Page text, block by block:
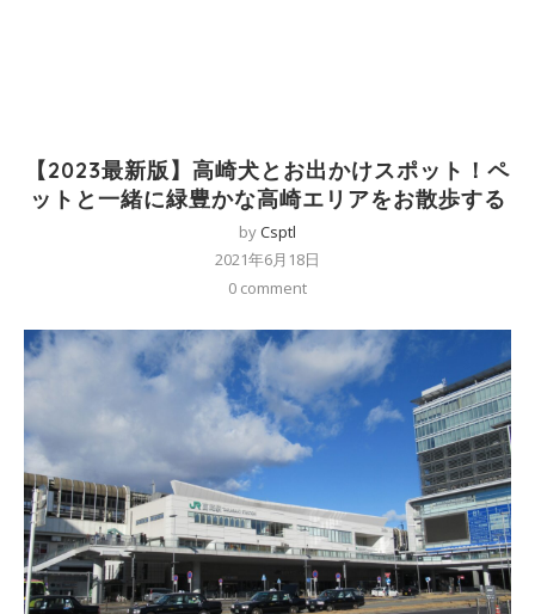
【2023最新版】高崎犬とお出かけスポット！ペ
ットと一緒に緑豊かな高崎エリアをお散歩する
byCsptl
2021年6月18日
0 comment